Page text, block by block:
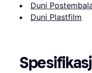
Duni
Duni Plastfilm